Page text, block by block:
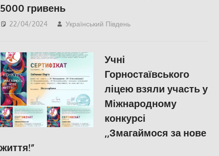
5000 гривень
22/04/2024 Український Південь
Учні
Горностаївського
ліцею взяли участь у
Міжнародному
конкурсі
,,Змагаймося за нове
життя!”